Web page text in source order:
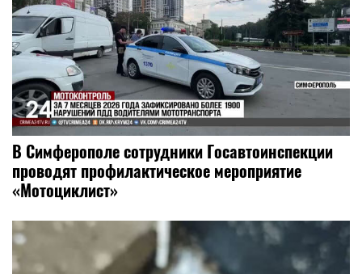
В Симферополе сотрудники Госавтоинспекции
проводят профилактическое мероприятие
«Мотоциклист»